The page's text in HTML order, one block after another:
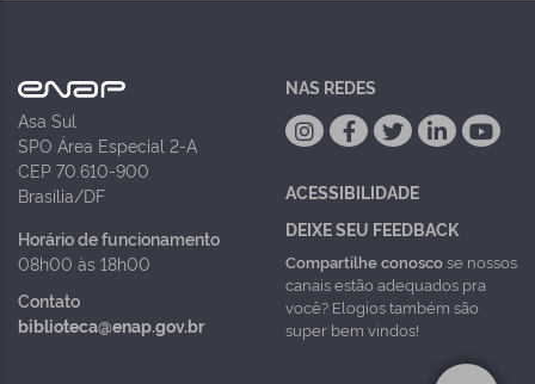
Asa Sul
SPO Área Especial 2-A
CEP 70.610-900
Brasília/DF
Horário de funcionamento
08h00 às 18h00
Contato
biblioteca@enap.gov.br
NAS REDES
ACESSIBILIDADE
DEIXE SEU FEEDBACK
Compartilhe conoscose nossos
canais estão adequados pra
você? Elogios também são
super bem vindos!